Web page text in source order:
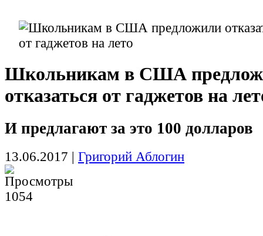
Школьникам в США
отказаться от гаджетов на
И предлагают за это 100 долларов
13.06.2017 | Григорий Аблогин
1054